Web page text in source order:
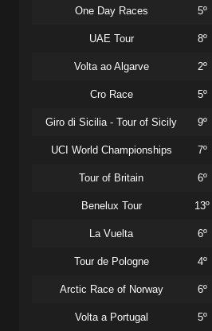
One Day Races 5º
UAE Tour 8º
Volta ao Algarve 2º
Cro Race 5º
Giro di Sicilia - Tour of Sicily 9º
UCI World Championships 7º
Tour of Britain 6º
Benelux Tour 13º
La Vuelta 6º
Tour de Pologne 4º
Arctic Race of Norway 6º
Volta a Portugal 5º